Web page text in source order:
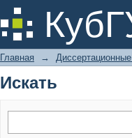
Искать
Главная →
Искать